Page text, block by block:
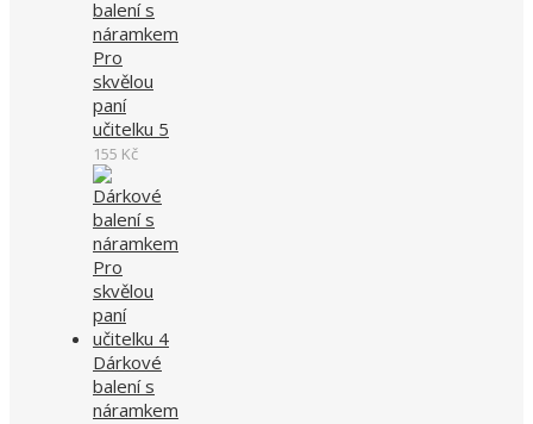
balení s
náramkem
Pro
skvělou
paní
učitelku 5
155 Kč
Dárkové
balení s
náramkem